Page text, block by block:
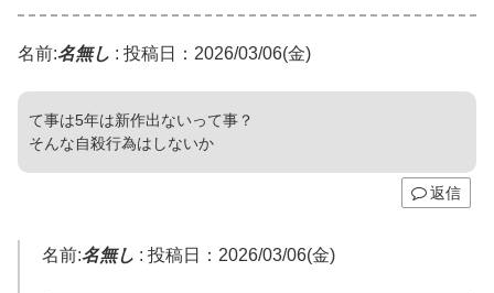
名前:名無し : 投稿日：2026/03/06(金)
て事は5年は新作出ないって事？
そんな自殺行為はしないか
返信
名前:名無し : 投稿日：2026/03/06(金)